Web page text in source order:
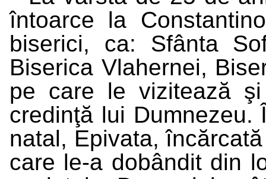
întoarce la
biserici, ca: Sfânta
Biserica Vlahernei,
pe care le vizitează
credinţă lui
natal, Epivata,
care le-a dobândit din